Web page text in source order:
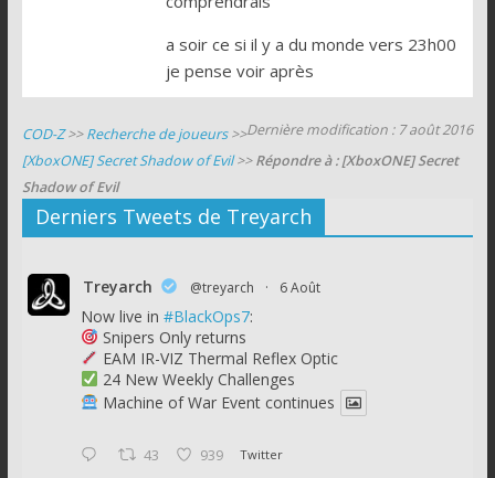
a soir ce si il y a du monde vers 23h00
je pense voir après
Dernière modification : 7 août 2016
COD-Z>>Recherche de joueurs>>
[XboxONE] Secret Shadow of Evil>>Répondre à : [XboxONE] Secret
Shadow of Evil
Derniers Tweets de Treyarch
Treyarch @treyarch · 6 Août
Now live in #BlackOps7:
Snipers Only returns
EAM IR-VIZ Thermal Reflex Optic
24 New Weekly Challenges
Machine of War Event continues
43 939 Twitter